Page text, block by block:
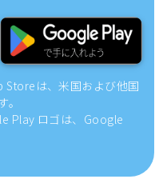
Storeは、米国および他国
Play ロゴは、Google